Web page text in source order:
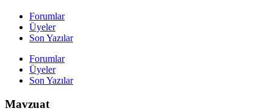
Forumlar
Üyeler
Son Yazılar
Forumlar
Üyeler
Son Yazılar
Mavzuat